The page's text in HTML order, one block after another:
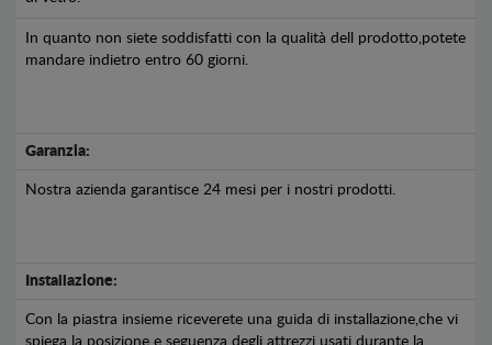
In quanto non siete soddisfatti con la qualità dell prodotto,potete
mandare indietro entro 60 giorni.
Garanzia:
Nostra azienda garantisce 24 mesi per i nostri prodotti.
Installazione:
Con la piastra insieme riceverete una guida di installazione,che vi